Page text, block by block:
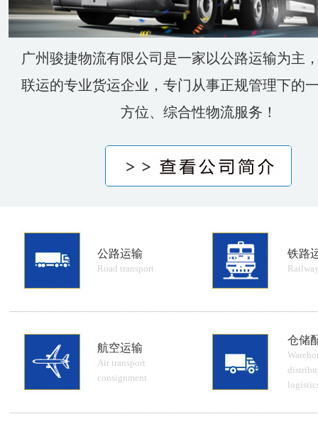
广州骏捷物流有限公司是一家以公路运输为主
联运的专业货运企业，专门从事正规管理下的
方位、综合性物流服务！
公路运输
Road transport
铁路
航空运输
Air transport
consignment
仓储